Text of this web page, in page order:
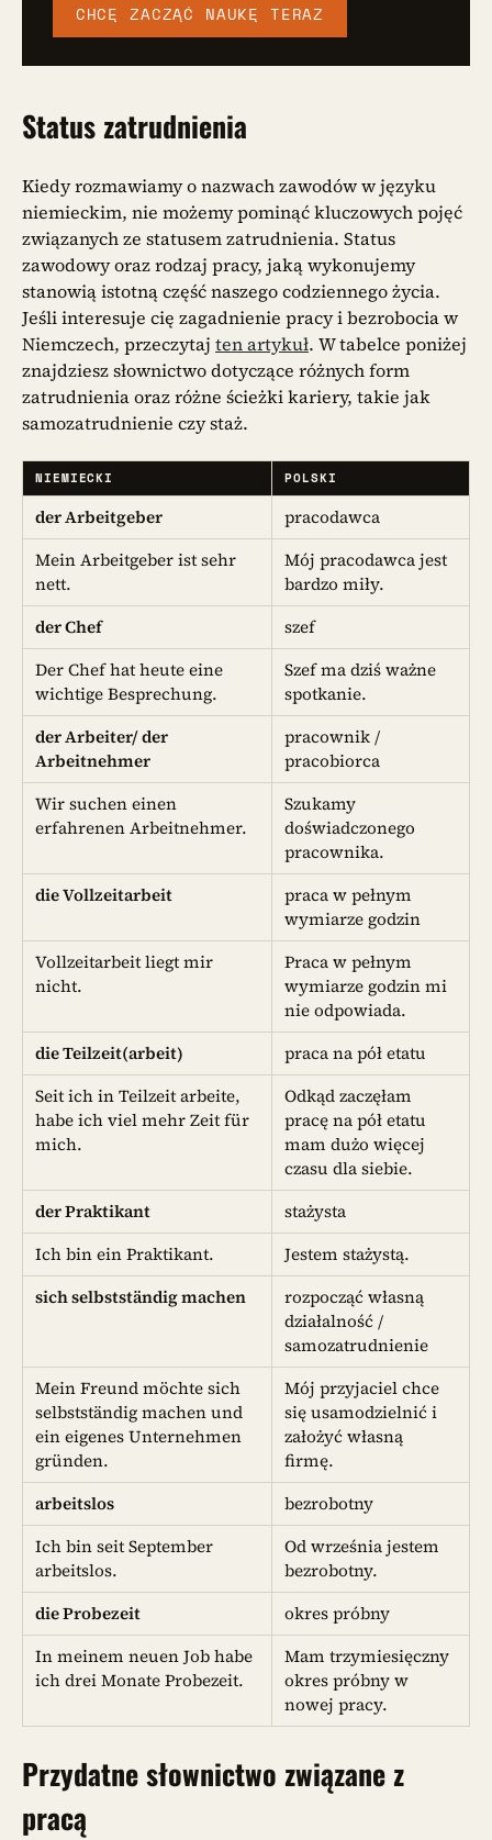
CHCĘ ZACZĄĆ NAUKĘ TERAZ
Status zatrudnienia
Kiedy rozmawiamy o nazwach zawodów w języku
niemieckim, nie możemy pominąć kluczowych pojęć
związanych ze statusem zatrudnienia. Status
zawodowy oraz rodzaj pracy, jaką wykonujemy
stanowią istotną część naszego codziennego życia.
Jeśli interesuje cię zagadnienie pracy i bezrobocia w
Niemczech, przeczytaj ten artykuł. W tabelce poniżej
znajdziesz słownictwo dotyczące różnych form
zatrudnienia oraz różne ścieżki kariery, takie jak
samozatrudnienie czy staż.
NIEMIECKI POLSKI
der Arbeitgeber
pracodawca
Mein Arbeitgeber ist sehr
nett.
Mój pracodawca jest
bardzo miły.
der Chef
szef
Der Chef hat heute eine
wichtige Besprechung.
Szef ma dziś ważne
spotkanie.
der Arbeiter/ der
Arbeitnehmer
pracownik /
pracobiorca
Wir suchen einen
erfahrenen Arbeitnehmer.
Szukamy
doświadczonego
pracownika.
die Vollzeitarbeit
praca w pełnym
wymiarze godzin
Vollzeitarbeit liegt mir
nicht.
Praca w pełnym
wymiarze godzin mi
nie odpowiada.
die Teilzeit(arbeit)
praca na pół etatu
Seit ich in Teilzeit arbeite,
habe ich viel mehr Zeit für
mich.
Odkąd zaczęłam
pracę na pół etatu
mam dużo więcej
czasu dla siebie.
der Praktikant
stażysta
Ich bin ein Praktikant.
Jestem stażystą.
sich selbstständig machen
rozpocząć własną
działalność /
samozatrudnienie
Mein Freund möchte sich
selbstständig machen und
ein eigenes Unternehmen
gründen.
Mój przyjaciel chce
się usamodzielnić i
założyć własną
firmę.
arbeitslos
bezrobotny
Ich bin seit September
arbeitslos.
Od września jestem
bezrobotny.
die Probezeit
okres próbny
In meinem neuen Job habe
ich drei Monate Probezeit.
Mam trzymiesięczny
okres próbny w
nowej pracy.
Przydatne słownictwo związane z
pracą